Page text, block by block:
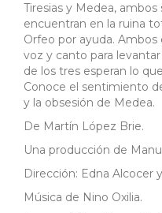
Tiresias y Medea, ambos
encuentran en la ruina
Orfeo por ayuda.
voz y canto para
de los tres esperan lo
Conoce el sentimiento
y la obsesión de Medea.
De Martín López Brie.
Una producción de
Dirección: Edna Alcocer
Música de Nino Oxilia.